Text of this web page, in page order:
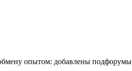
опытом: добавлены